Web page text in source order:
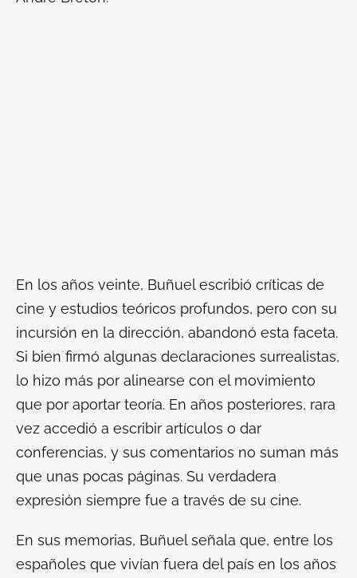
En los años veinte, Buñuel escribió críticas de
cine y estudios teóricos profundos, pero con su
incursión en la dirección, abandonó esta faceta.
Si bien firmó algunas declaraciones surrealistas,
lo hizo más por alinearse con el movimiento
que por aportar teoría. En años posteriores, rara
vez accedió a escribir artículos o dar
conferencias, y sus comentarios no suman más
que unas pocas páginas. Su verdadera
expresión siempre fue a través de su cine.
En sus memorias, Buñuel señala que, entre los
españoles que vivían fuera del país en los años